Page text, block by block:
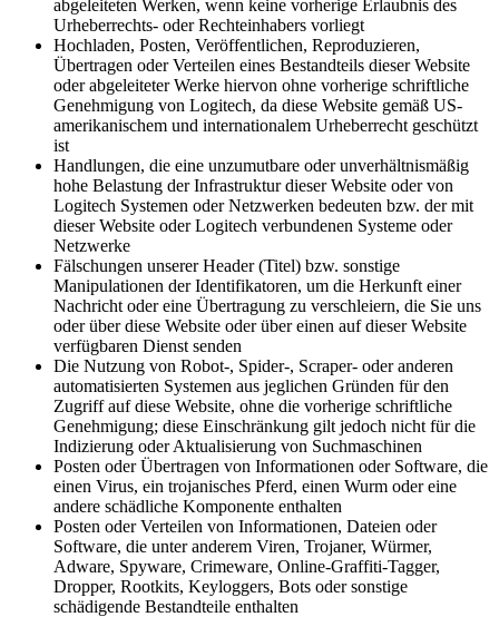
abgeleiteten Werken, wenn keine vorherige Erlaubnis des
Urheberrechts- oder Rechteinhabers vorliegt
Hochladen, Posten, Veröffentlichen, Reproduzieren,
Übertragen oder Verteilen eines Bestandteils dieser Website
oder abgeleiteter Werke hiervon ohne vorherige schriftliche
Genehmigung von Logitech, da diese Website gemäß US-
amerikanischem und internationalem Urheberrecht geschützt
ist
Handlungen, die eine unzumutbare oder unverhältnismäßig
hohe Belastung der Infrastruktur dieser Website oder von
Logitech Systemen oder Netzwerken bedeuten bzw. der mit
dieser Website oder Logitech verbundenen Systeme oder
Netzwerke
Fälschungen unserer Header (Titel) bzw. sonstige
Manipulationen der Identifikatoren, um die Herkunft einer
Nachricht oder eine Übertragung zu verschleiern, die Sie uns
oder über diese Website oder über einen auf dieser Website
verfügbaren Dienst senden
Die Nutzung von Robot-, Spider-, Scraper- oder anderen
automatisierten Systemen aus jeglichen Gründen für den
Zugriff auf diese Website, ohne die vorherige schriftliche
Genehmigung; diese Einschränkung gilt jedoch nicht für die
Indizierung oder Aktualisierung von Suchmaschinen
Posten oder Übertragen von Informationen oder Software, die
einen Virus, ein trojanisches Pferd, einen Wurm oder eine
andere schädliche Komponente enthalten
Posten oder Verteilen von Informationen, Dateien oder
Software, die unter anderem Viren, Trojaner, Würmer,
Adware, Spyware, Crimeware, Online-Graffiti-Tagger,
Dropper, Rootkits, Keyloggers, Bots oder sonstige
schädigende Bestandteile enthalten